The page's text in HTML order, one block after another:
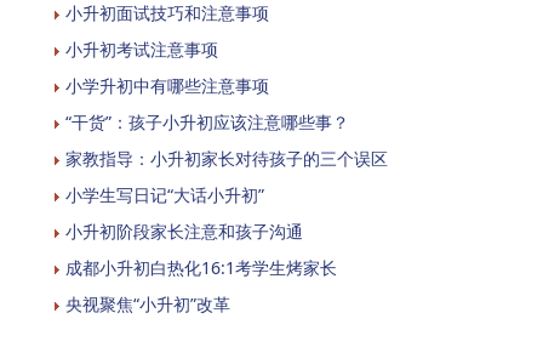
小升初面试技巧和注意事项
小升初考试注意事项
小学升初中有哪些注意事项
“干货”：孩子小升初应该注意哪些事？
家教指导：小升初家长对待孩子的三个误区
小学生写日记“大话小升初”
小升初阶段家长注意和孩子沟通
成都小升初白热化16:1考学生烤家长
央视聚焦“小升初”改革